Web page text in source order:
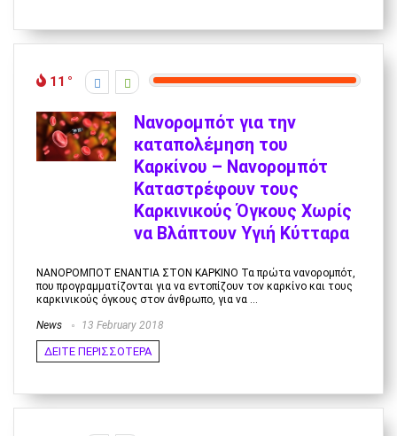
11
Νανορομπότ για την
καταπολέμηση του
Καρκίνου – Νανορομπότ
Καταστρέφουν τους
Καρκινικούς Όγκους Χωρίς
να Βλάπτουν Υγιή Κύτταρα
ΝΑΝΟΡΟΜΠΟΤ ΕΝΑΝΤΙΑ ΣΤΟΝ ΚΑΡΚΙΝΟ Τα πρώτα νανορομπότ,
που προγραμματίζονται για να εντοπίζουν τον καρκίνο και τους
καρκινικούς όγκους στον άνθρωπο, για να ...
News 13 February 2018
ΔΕΙΤΕ ΠΕΡΙΣΣΟΤΕΡΑ